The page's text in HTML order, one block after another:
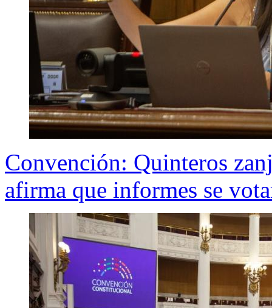
Convención: Quinteros
afirma que informes se